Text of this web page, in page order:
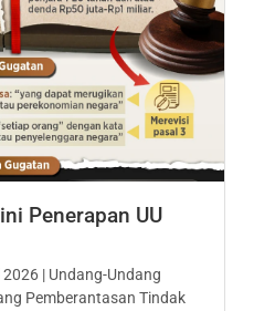
Penerapan UU
| Undang-Undang
Pemberantasan Tindak